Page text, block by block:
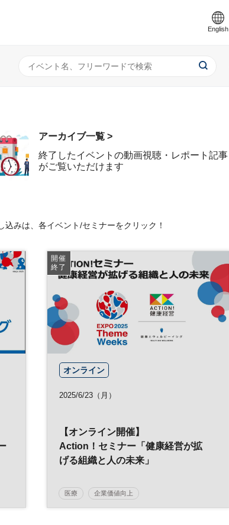
English
アーカイブ一覧 >
終了したイベントの動画視聴・レポート記事
がご覧いただけます
みは、各イベント/セミナーをクリック！
開催
終了
オンライン
2025/6/23（月）
【オンライン開催】
Action！セミナー「健康経営が拡
げる組織と人の未来」
医療 企業価値向上